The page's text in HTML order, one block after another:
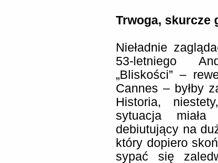
Trwoga, skurcze
Nieładnie
53-letniego
„Bliskości” –
Cannes – byłby
Historia,
sytuacja
debiutujący na
który dopiero
sypać się